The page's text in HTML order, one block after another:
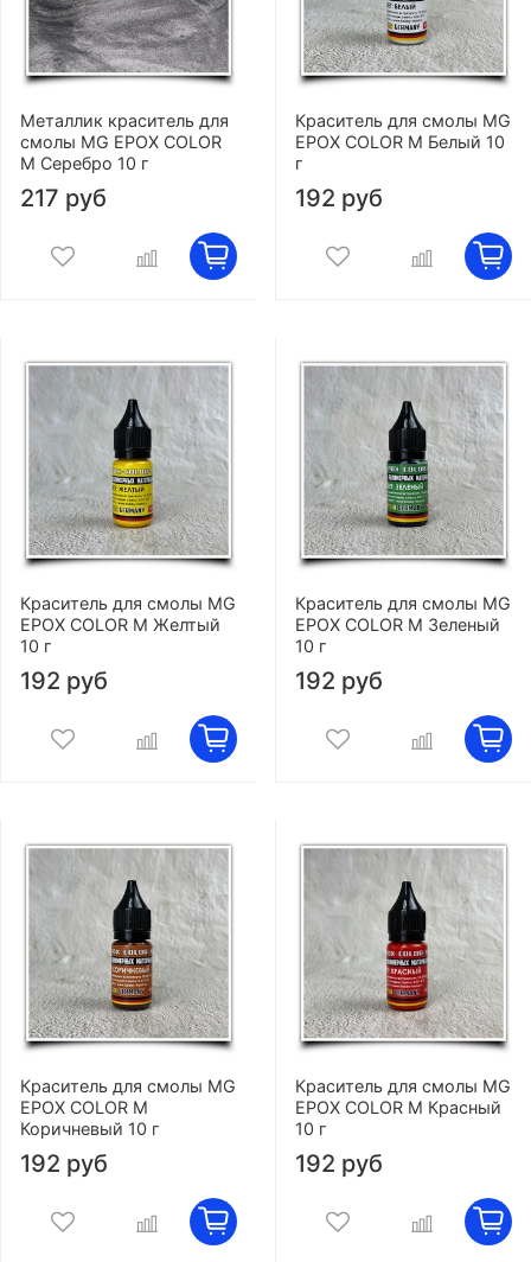
Металлик краситель для
смолы MG EPOX COLOR
M Серебро 10 г
217 руб
Краситель для смолы MG
EPOX COLOR M Белый 10
г
192 руб
Краситель для смолы MG
EPOX COLOR M Желтый
10 г
192 руб
Краситель для смолы MG
EPOX COLOR M Зеленый
10 г
192 руб
Краситель для смолы MG
EPOX COLOR M
Коричневый 10 г
192 руб
Краситель для смолы MG
EPOX COLOR M Красный
10 г
192 руб